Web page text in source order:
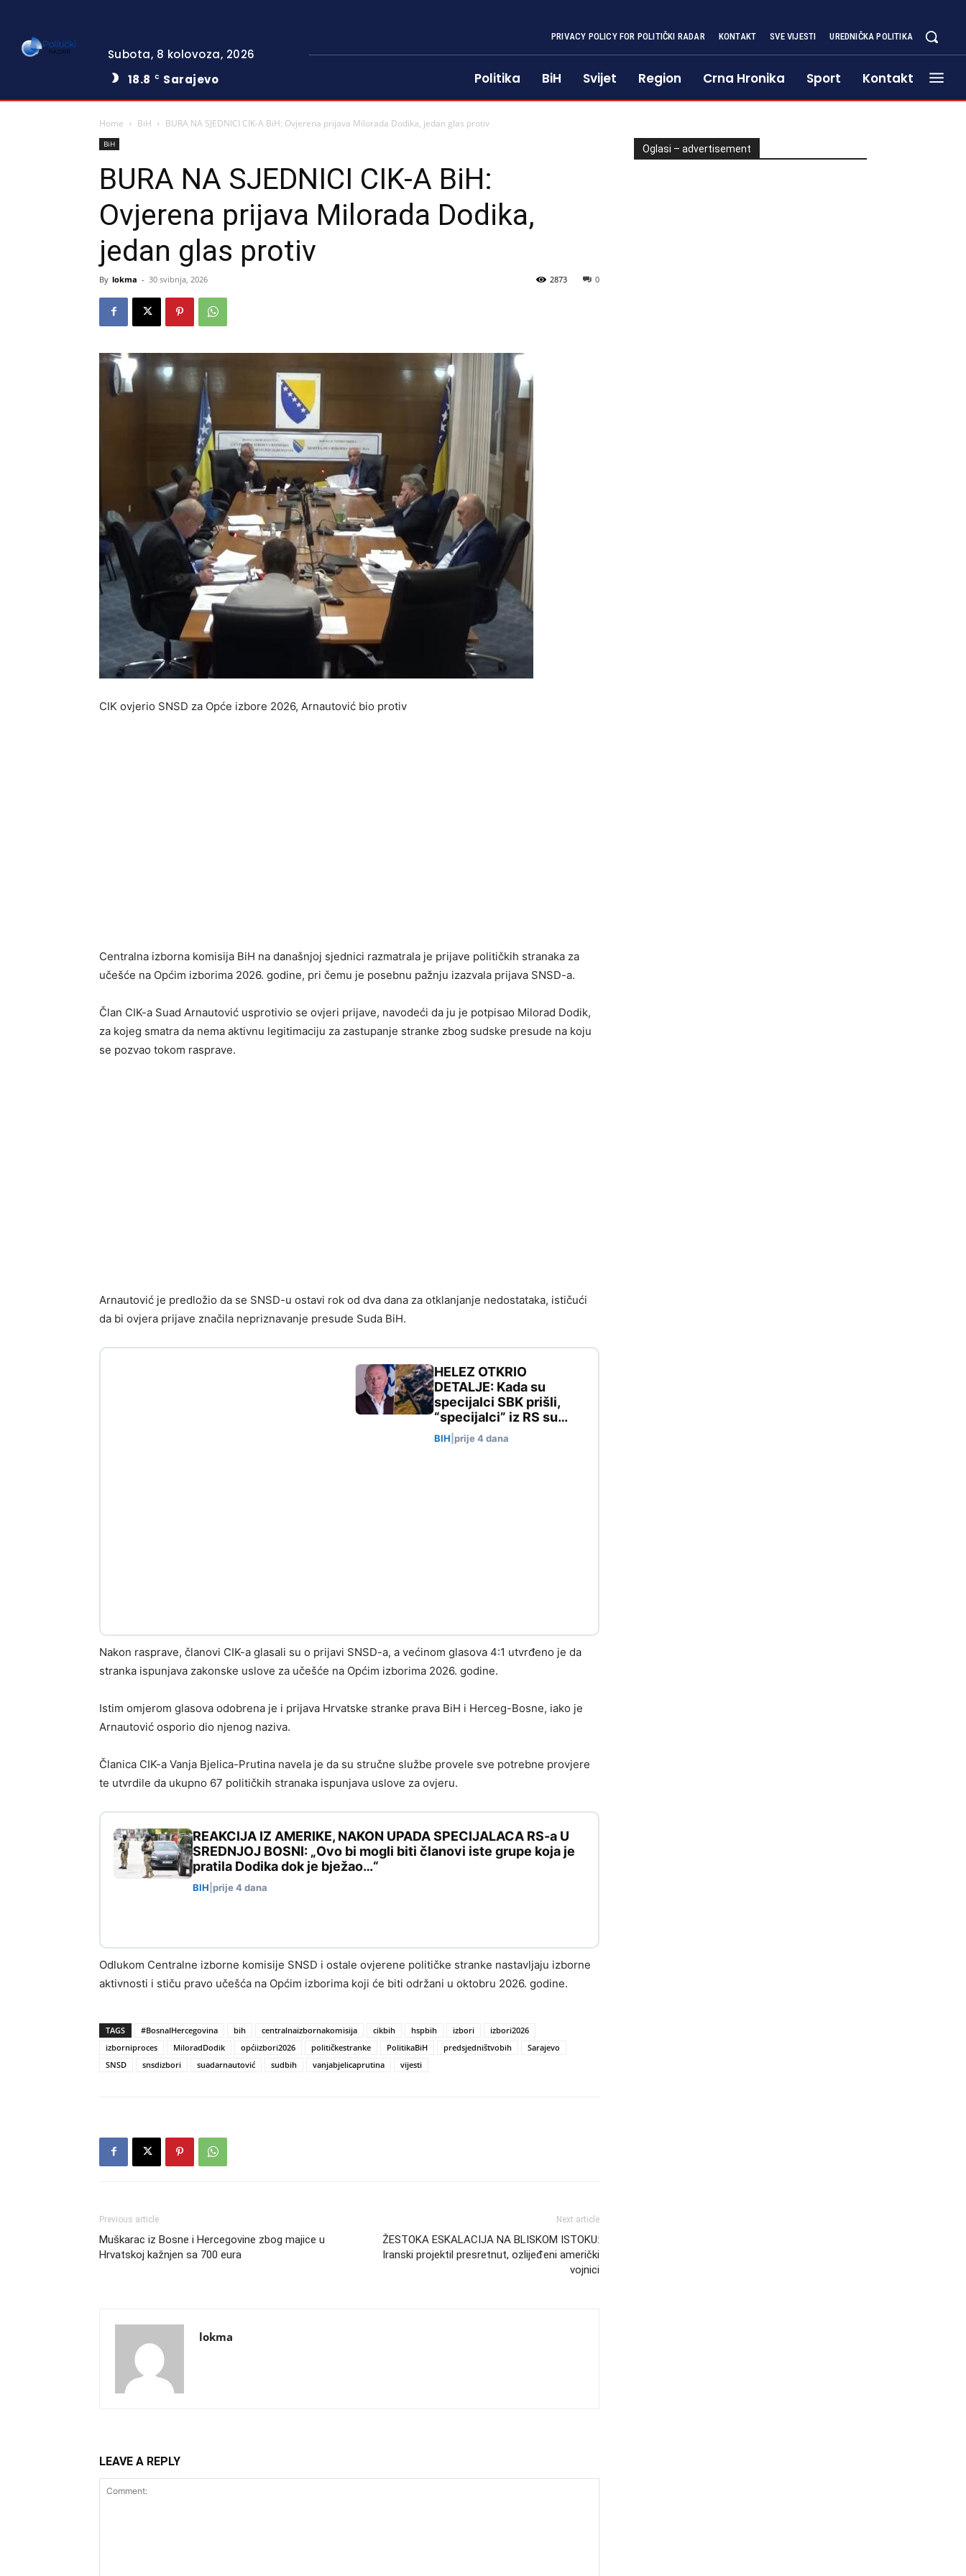
Subota, 8 kolovoza, 2026
18.8
C Sarajevo
PRIVACY POLICY FOR POLITIČKI RADAR KONTAKT SVE VIJESTI UREDNIČKA POLITIKA
Politika BiH Svijet Region Crna Hronika Sport Kontakt
Home BiH BURA NA SJEDNICI CIK-A BiH: Ovjerena prijava Milorada Dodika, jedan glas protiv
BiH
BURA NA SJEDNICI CIK-A BiH:
Ovjerena prijava Milorada Dodika,
jedan glas protiv
By lokma - 30 svibnja, 2026 0
2873
CIK ovjerio SNSD za Opće izbore 2026, Arnautović bio protiv
Centralna izborna komisija BiH na današnjoj sjednici razmatrala je prijave političkih stranaka za
učešće na Općim izborima 2026. godine, pri čemu je posebnu pažnju izazvala prijava SNSD-a.
Član CIK-a Suad Arnautović usprotivio se ovjeri prijave, navodeći da ju je potpisao Milorad Dodik,
za kojeg smatra da nema aktivnu legitimaciju za zastupanje stranke zbog sudske presude na koju
se pozvao tokom rasprave.
Arnautović je predložio da se SNSD-u ostavi rok od dva dana za otklanjanje nedostataka, ističući
da bi ovjera prijave značila nepriznavanje presude Suda BiH.
HELEZ OTKRIO
DETALJE: Kada su
specijalci SBK prišli,
“specijalci” iz RS su…
BIH prije 4 dana
Nakon rasprave, članovi CIK-a glasali su o prijavi SNSD-a, a većinom glasova 4:1 utvrđeno je da
stranka ispunjava zakonske uslove za učešće na Općim izborima 2026. godine.
Istim omjerom glasova odobrena je i prijava Hrvatske stranke prava BiH i Herceg-Bosne, iako je
Arnautović osporio dio njenog naziva.
Članica CIK-a Vanja Bjelica-Prutina navela je da su stručne službe provele sve potrebne provjere
te utvrdile da ukupno 67 političkih stranaka ispunjava uslove za ovjeru.
REAKCIJA IZ AMERIKE, NAKON UPADA SPECIJALACA RS-a U
SREDNJOJ BOSNI: „Ovo bi mogli biti članovi iste grupe koja je
pratila Dodika dok je bježao…“
BIH prije 4 dana
Odlukom Centralne izborne komisije SNSD i ostale ovjerene političke stranke nastavljaju izborne
aktivnosti i stiču pravo učešća na Općim izborima koji će biti održani u oktobru 2026. godine.
TAGS #BosnaIHercegovina bih centralnaizbornakomisija cikbih hspbih izbori
izbori2026
izborniproces
MiloradDodik općiizbori2026 političkestranke PolitikaBiH predsjedništvobih
Sarajevo
SNSD
snsdizbori suadarnautović sudbih vanjabjelicaprutina vijesti
Previous article
Muškarac iz Bosne i Hercegovine zbog majice u
Hrvatskoj kažnjen sa 700 eura
Next article
ŽESTOKA ESKALACIJA NA BLISKOM ISTOKU:
Iranski projektil presretnut, ozlijeđeni američki
vojnici
lokma
LEAVE A REPLY
Oglasi – advertisement